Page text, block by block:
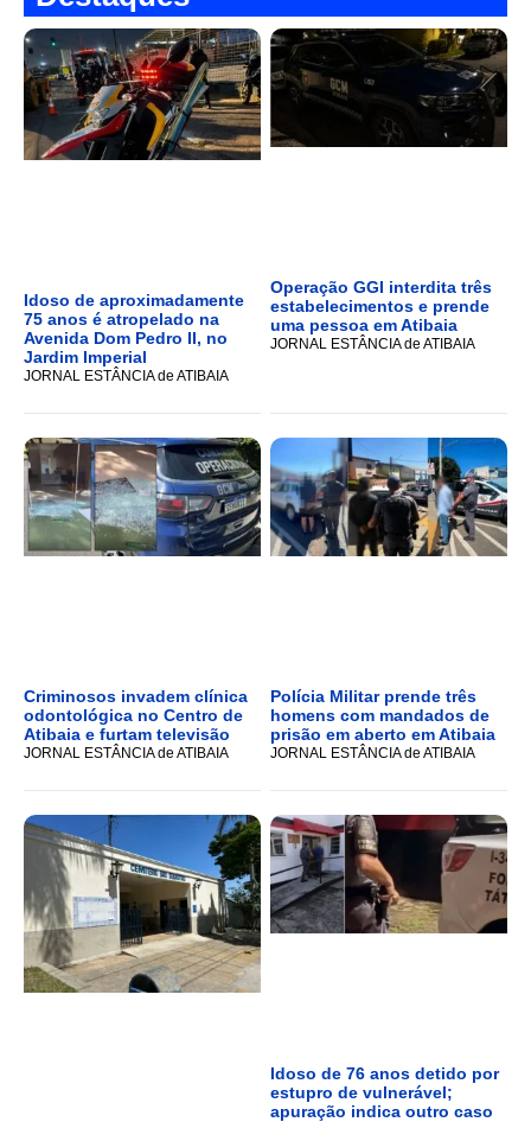
Idoso de aproximadamente
75 anos é atropelado na
Avenida Dom Pedro II, no
Jardim Imperial
JORNAL ESTÂNCIA de ATIBAIA
Operação GGI interdita três
estabelecimentos e prende
uma pessoa em Atibaia
JORNAL ESTÂNCIA de ATIBAIA
Criminosos invadem clínica
odontológica no Centro de
Atibaia e furtam televisão
JORNAL ESTÂNCIA de ATIBAIA
Polícia Militar prende três
homens com mandados de
prisão em aberto em Atibaia
JORNAL ESTÂNCIA de ATIBAIA
Idoso de 76 anos detido por
estupro de vulnerável;
apuração indica outro caso